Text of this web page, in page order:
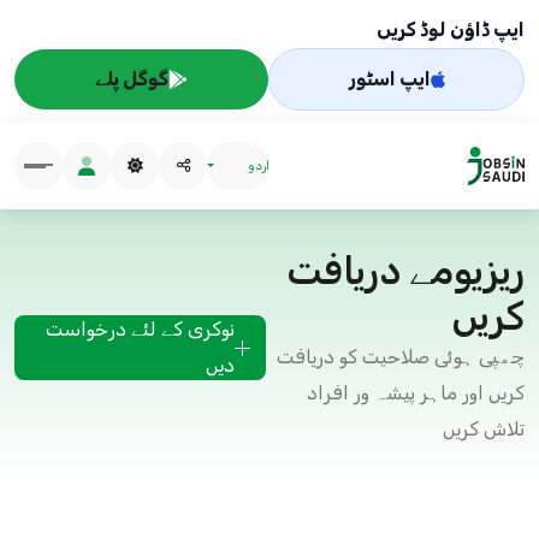
ایپ ڈاؤن لوڈ کریں
ایپ اسٹور گوگل پلے
اردو
ریزیومے دریافت
کریں
چھپی ہوئی صلاحیت کو دریافت
کریں اور ماہر پیشہ ور افراد
تلاش کریں
نوکری کے لئے درخواست
دیں